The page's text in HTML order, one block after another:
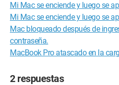
Mi Mac se enciende y luego se
Mi Mac se enciende y luego se
Mac bloqueado después de
contraseña.
MacBook Pro atascado en la
2 respuestas